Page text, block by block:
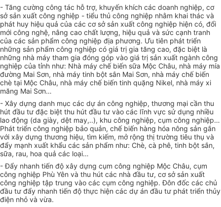
- Tăng cường công tác hỗ trợ, khuyến khích các doanh nghiệp, cơ
sở sản xuất công nghiệp - tiểu thủ công nghiệp nhằm khai thác và
phát huy hiệu quả của các cơ sở sản xuất công nghiệp hiện có, đổi
mới công nghệ, nâng cao chất lượng, hiệu quả và sức cạnh tranh
của các sản phẩm công nghiệp địa phương. Ưu tiên phát triển
những sản phẩm công nghiệp có giá trị gia tăng cao, đặc biệt là
những nhà máy tham gia đóng góp vào giá trị sản xuất ngành công
nghiệp của tỉnh như: Nhà máy chế biến sữa Mộc Châu, nhà máy mía
đường Mai Sơn, nhà máy tinh bột sắn Mai Sơn, nhà máy chế biến
chè tại Mộc Châu, nhà máy chế biến tinh quặng Nikel, nhà máy xi
măng Mai Sơn…
- Xây dựng danh mục các dự án công nghiệp, thương mại cần thu
hút đầu tư đặc biệt thu hút đầu tư vào các lĩnh vực sử dụng nhiều
lao động (da giày, dệt may,..), khu công nghiệp, cụm công nghiệp…
Phát triển công nghiệp bảo quản, chế biến hàng hóa nông sản gắn
với xây dựng thương hiệu, tìm kiếm, mở rộng thị trường tiêu thụ và
đẩy mạnh xuất khẩu các sản phẩm như: Chè, cà phê, tinh bột sắn,
sữa, rau, hoa quả các loại…
- Đẩy nhanh tiến độ xây dựng cụm công nghiệp Mộc Châu, cụm
công nghiệp Phù Yên và thu hút các nhà đầu tư, cơ sở sản xuất
công nghiệp tập trung vào các cụm công nghiệp. Đôn đốc các chủ
đầu tư đẩy nhanh tiến độ thực hiện các dự án đầu tư phát triển thủy
điện nhỏ và vừa.